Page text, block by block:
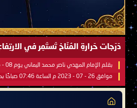
صَيْفُ سَقَرَ يَبدأُ في اجتياحِ شِتاءِ القُطبِ
بقلم الإمام المهدي ناصر محمد اليماني يوم 18 - جمادى الآخرة - 1445 هـ
موافق 31 - 12 - 2023 م الساعة 07:44 صباحًا بحسب التقويم الرسمي لأمّ القُرى